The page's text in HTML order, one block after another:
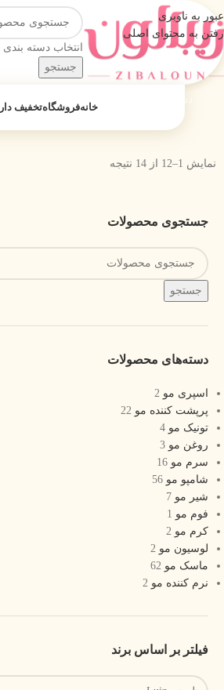
عبور به ناوبری
رفتن به محتوای اصلی
انتخاب دسته بندی
جستجو
دسته بندی محصولات
خانهفروشگاهتخفیف دار
نمایش 1–12 از 14 نتیجه
جستجوی محصولات
جستجو
دسته‌های محصولات
اسپری مو 2
پرپشت کننده مو 22
تونیک مو 4
روغن مو 3
سرم مو 16
شامپو مو 56
شیر مو 7
فوم مو 1
کرم مو 2
لوسیون مو 2
ماسک مو 62
نرم کننده مو 2
فیلتر بر اساس برند